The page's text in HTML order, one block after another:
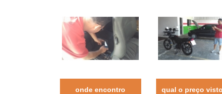
onde encontro
qual o preço